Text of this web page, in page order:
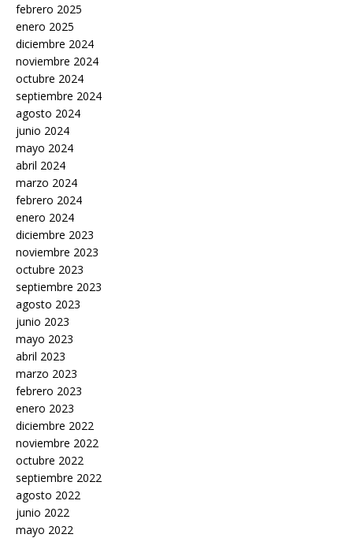
febrero 2025
enero 2025
diciembre 2024
noviembre 2024
octubre 2024
septiembre 2024
agosto 2024
junio 2024
mayo 2024
abril 2024
marzo 2024
febrero 2024
enero 2024
diciembre 2023
noviembre 2023
octubre 2023
septiembre 2023
agosto 2023
junio 2023
mayo 2023
abril 2023
marzo 2023
febrero 2023
enero 2023
diciembre 2022
noviembre 2022
octubre 2022
septiembre 2022
agosto 2022
junio 2022
mayo 2022